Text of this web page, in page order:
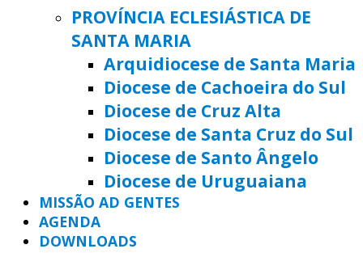
PROVÍNCIA ECLESIÁSTICA DE
SANTA MARIA
Arquidiocese de Santa Maria
Diocese de Cachoeira do Sul
Diocese de Cruz Alta
Diocese de Santa Cruz do Sul
Diocese de Santo Ângelo
Diocese de Uruguaiana
MISSÃO AD GENTES
AGENDA
DOWNLOADS